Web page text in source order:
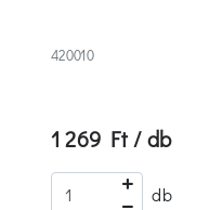
420010
1 269 Ft / db
db